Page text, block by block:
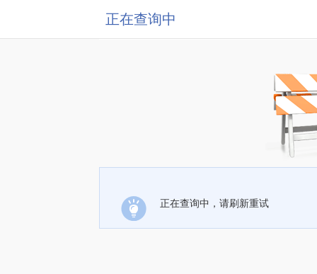
正在查询中
正在查询中，请刷新重试